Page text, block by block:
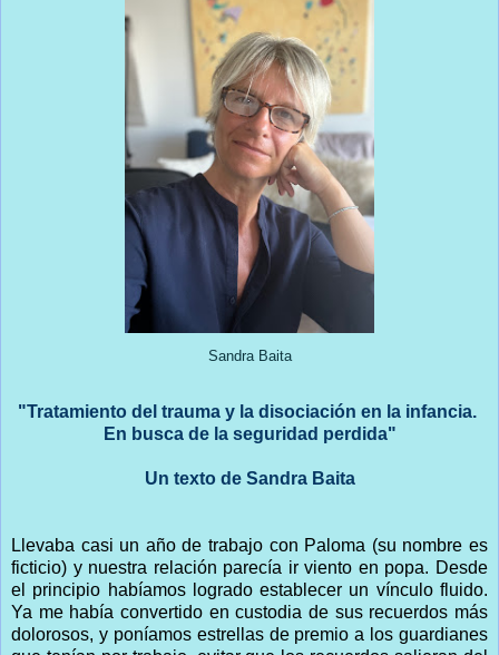
Sandra Baita
"Tratamiento del trauma y la disociación en la infancia.
En busca de la seguridad perdida"
Un texto de Sandra Baita
Llevaba casi un año de trabajo con Paloma (su nombre es
ficticio) y nuestra relación parecía ir viento en popa. Desde
el principio habíamos logrado establecer un vínculo fluido.
Ya me había convertido en custodia de sus recuerdos más
dolorosos, y poníamos estrellas de premio a los guardianes